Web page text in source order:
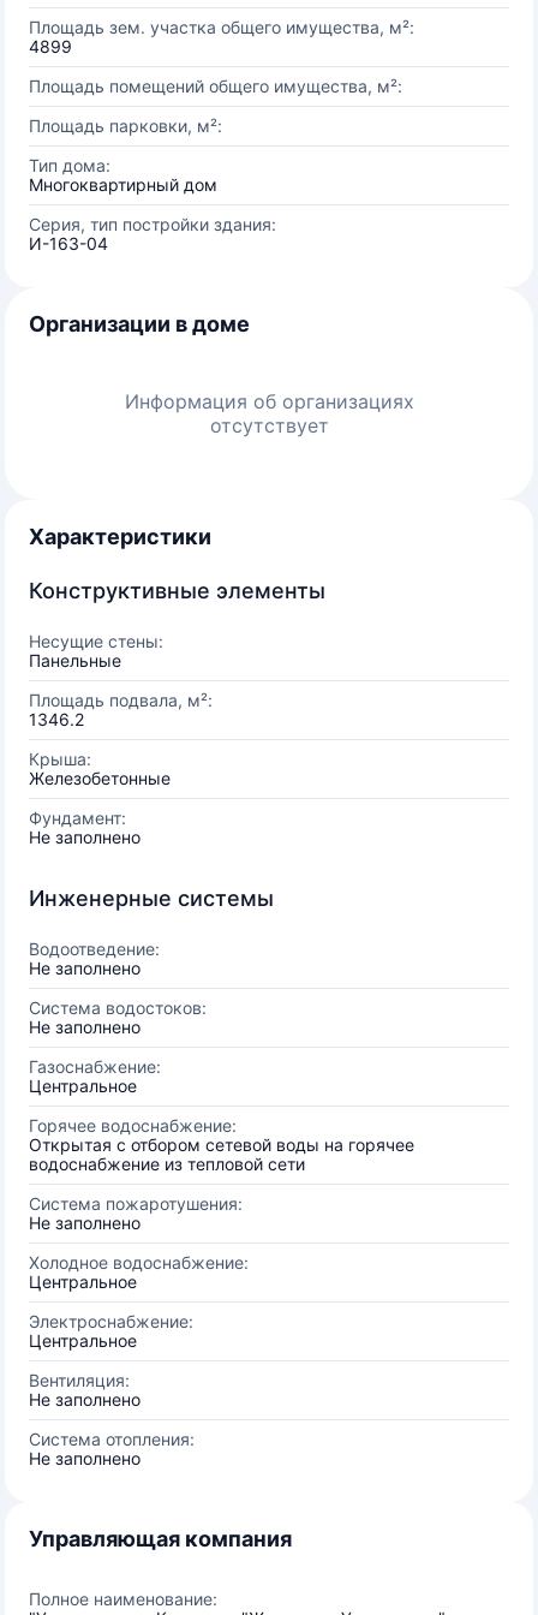
Площадь зем. участка общего имущества, м²:
4899
Площадь помещений общего имущества, м²:
Площадь парковки, м²:
Тип дома:
Многоквартирный дом
Серия, тип постройки здания:
И-163-04
Организации в доме
Информация об организациях
отсутствует
Характеристики
Конструктивные элементы
Несущие стены:
Панельные
Площадь подвала, м²:
1346.2
Крыша:
Железобетонные
Фундамент:
Не заполнено
Инженерные системы
Водоотведение:
Не заполнено
Система водостоков:
Не заполнено
Газоснабжение:
Центральное
Горячее водоснабжение:
Открытая с отбором сетевой воды на горячее
водоснабжение из тепловой сети
Система пожаротушения:
Не заполнено
Холодное водоснабжение:
Центральное
Электроснабжение:
Центральное
Вентиляция:
Не заполнено
Система отопления:
Не заполнено
Управляющая компания
Полное наименование: